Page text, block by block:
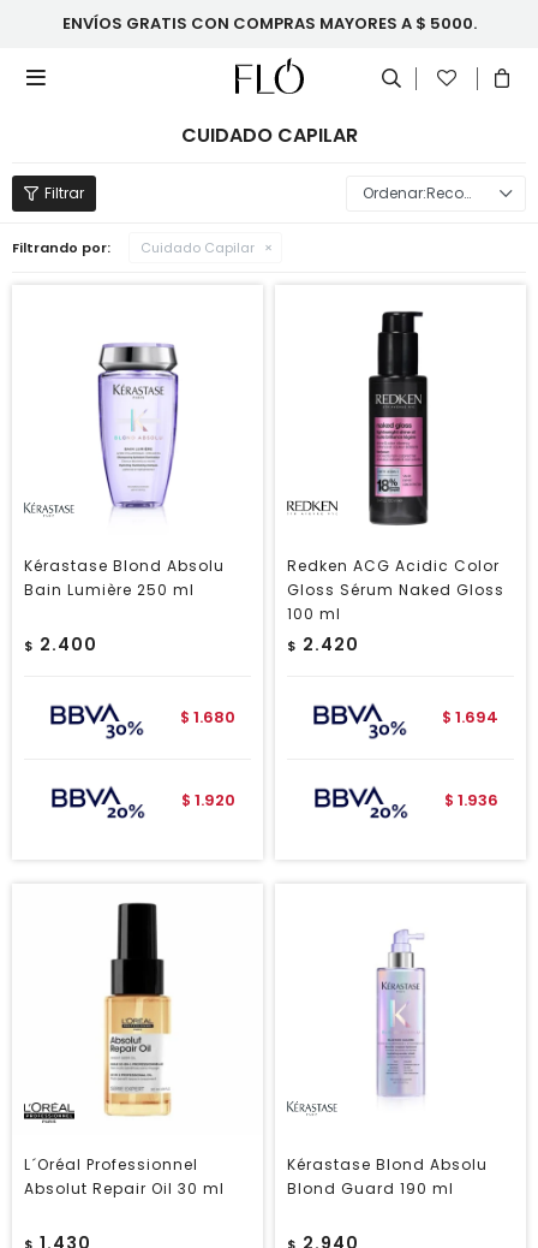
ENVÍOS GRATIS CON COMPRAS MAYORES A $ 5000.

CUIDADO CAPILAR
Recomendados
Filtrando por: Cuidado Capilar
Kérastase Blond Absolu
Bain Lumière 250 ml
$ 2.400
$ 1.680
$ 1.920
Redken ACG Acidic Color
Gloss Sérum Naked Gloss
100 ml
$ 2.420
$ 1.694
$ 1.936
L´Oréal Professionnel
Absolut Repair Oil 30 ml
1.430
Kérastase Blond Absolu
Blond Guard 190 ml
2.940